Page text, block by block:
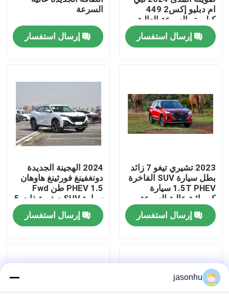
منزل
المنتجات
جولة في المعمل
اتصل بنا
طلب اقتباس
بيور اليكتريك للسيارات
ام دبليو إكس2 449
كيلومتر السرعة العالية
سيارة الطاقة الجديدة
إرسال استفسار
السرعة
إرسال استفسار
2023 تشيري تيغو 7 زائد
بطل سيارة SUV الفاخرة
1.5T PHEV سيارة
كهربائية عالية السرعة
3DHT 5 مقعد تشيري
تيغو 7 برو هيبريد بيع
إرسال استفسار
2024 الهجينة الجديدة
دونغفينغ فورثينغ هاوهان
PHEV 1.5 طن Fwd
سيارة SUV صغيرة ذات 5
مقاعد سيارة البنزين
الكهربائية الهجينة
إرسال استفسار
jasonhu